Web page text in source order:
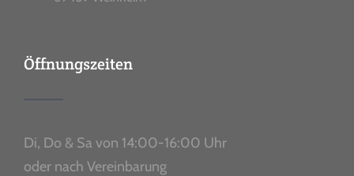
Öffnungszeiten
Di, Do & Sa von 14:00-16:00 Uhr
oder nach Vereinbarung